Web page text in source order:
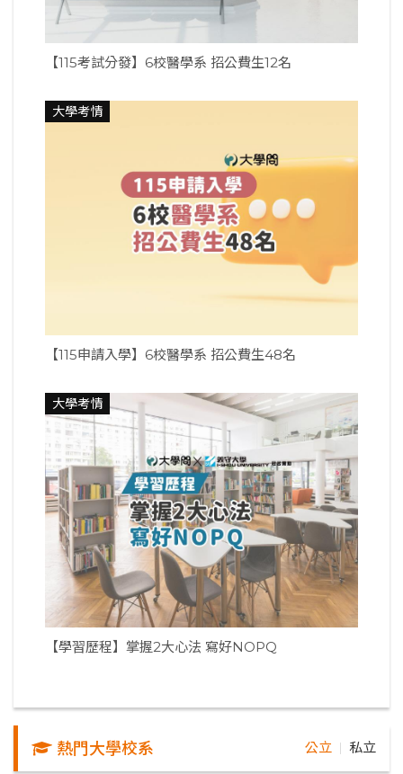
【115考試分發】6校醫學系 招公費生12名
大學考情
【115申請入學】6校醫學系 招公費生48名
大學考情
【學習歷程】掌握2大心法 寫好NOPQ
熱門大學校系 公立 私立